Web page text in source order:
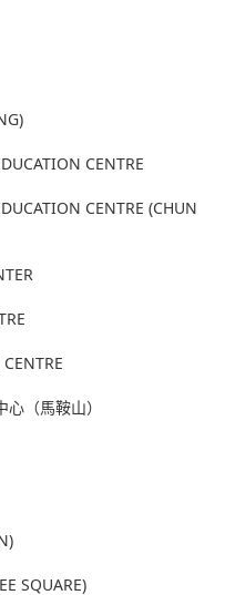
CENTRE
CENTRE (CHUN
（馬鞍山）
SQUARE)